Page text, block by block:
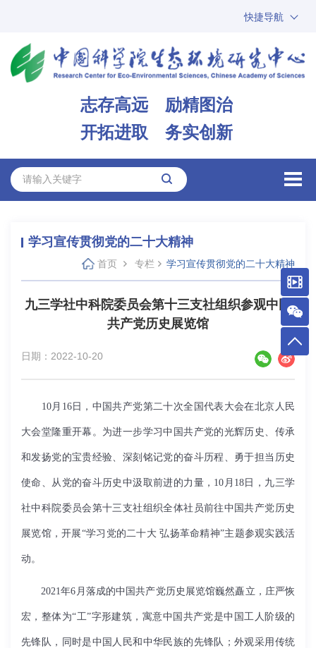
快捷导航
ARP
邮箱
志存高远 励精图治
开拓进取 务实创新
学习宣传贯彻党的二十大精神
首页 专栏 学习宣传贯彻党的二十大精神
九三学社中科院委员会第十三支社组织参观中国
共产党历史展览馆
日期：2022-10-20
10月16日，中国共产党第二十次全国代表大会在北京人民
大会堂隆重开幕。为进一步学习中国共产党的光辉历史、传承
和发扬党的宝贵经验、深刻铭记党的奋斗历程、勇于担当历史
使命、从党的奋斗历史中汲取前进的力量，10月18日，九三学
社中科院委员会第十三支社组织全体社员前往中国共产党历史
展览馆，开展“学习党的二十大 弘扬革命精神”主题参观实践活
动。
2021年6月落成的中国共产党历史展览馆巍然矗立，庄严恢
宏，整体为“工”字形建筑，寓意中国共产党是中国工人阶级的
先锋队，同时是中国人民和中华民族的先锋队；外观采用传统